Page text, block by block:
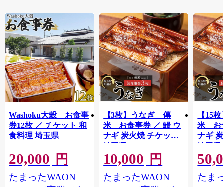
Washoku大穀 お食事
券12枚 ／ チケット 和
食料理 埼玉県
20,000 円
たまったWAON
【3枚】うなぎ 傳
米 お食事券 ／ 鰻 ウ
ナギ 炭火焼 チケット
埼玉県
10,000 円
たまったWAON
【15
米 お
ナギ
埼玉県
たま